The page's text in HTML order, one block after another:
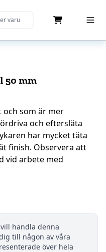
50 mm
och som är mer
och eftersläta
har mycket täta
finish. Observera att
vid arbete med
handla denna
till någon av våra
över hela